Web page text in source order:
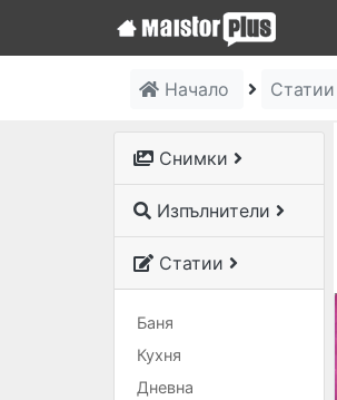
Начало Статии
Снимки
Изпълнители
Статии
Баня
Кухня
Дневна